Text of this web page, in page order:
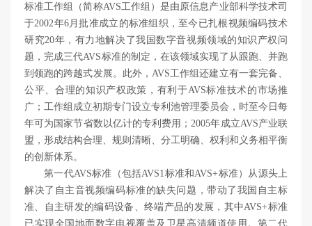
标准工作组（简称AVS工作组）是由原信息产业部科学技术司
于2002年6月批准成立的标准组织，至今已扎根视频编码技术
研究20年，有力地解决了我国数字音视频领域的知识产权问
题，完成三代AVS标准的制定，在该领域实现了从跟跑、并跑
到领跑的跨越式发展。此外，AVS工作组还建立有一套完备、
公平、合理的知识产权政策，有利于AVS标准技术的市场推
广；工作组成立初期专门设立专利池管理委员会，时至今日每
年可为国家节省数以亿计的专利费用；2005年成立AVS产业联
盟，形成结构合理、规则清晰、分工明确、权利和义务相平衡
的创新体系。
第一代AVS标准（包括AVS1标准和AVS+标准）从源头上
解决了自主音视频编码标准的缺失问题，带动了我国自主标
准、自主研发的编码设备、终端产品的发展，其中AVS+标准
已实现全国地面数字电视覆盖及卫星高清频道使用。第二代